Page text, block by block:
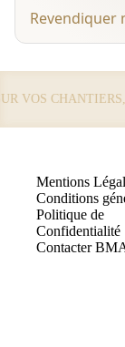
Revendiquer
VOS CHANTIERS,
Mentions
Conditions
Politique de
Confidentialité
Contacter